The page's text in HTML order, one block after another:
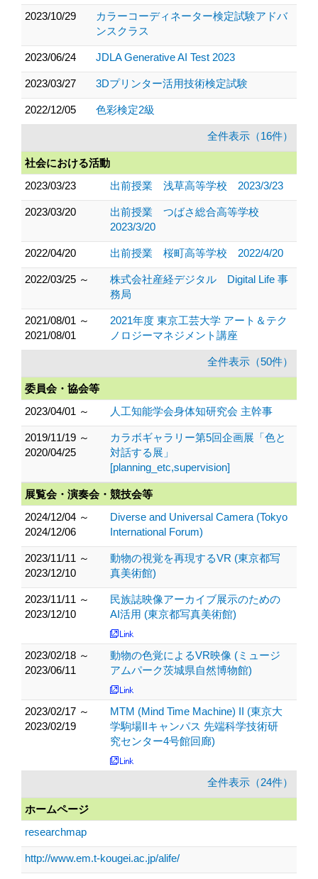
2023/10/29
カラーコーディネーター検定試験アドバ
ンスクラス
2023/06/24 JDLA Generative AI Test 2023
2023/03/27 3Dプリンター活用技術検定試験
2022/12/05 色彩検定2級
全件表示（16件）
社会における活動
2023/03/23
出前授業 浅草高等学校 2023/3/23
2023/03/20
出前授業 つばさ総合高等学校
2023/3/20
2022/04/20 出前授業 桜町高等学校 2022/4/20
2022/03/25 ～
株式会社産経デジタル Digital Life 事
務局
2021/08/01 ～
2021/08/01
2021年度 東京工芸大学 アート＆テク
ノロジーマネジメント講座
全件表示（50件）
委員会・協会等
2023/04/01 ～
人工知能学会身体知研究会 主幹事
2019/11/19 ～
2020/04/25
カラボギャラリー第5回企画展「色と
対話する展」
[planning_etc,supervision]
展覧会・演奏会・競技会等
2024/12/04 ～
2024/12/06
Diverse and Universal Camera (Tokyo
International Forum)
2023/11/11 ～
2023/12/10
動物の視覚を再現するVR (東京都写
真美術館)
2023/11/11 ～
2023/12/10
民族誌映像アーカイブ展示のための
AI活用 (東京都写真美術館)
2023/02/18 ～
2023/06/11
動物の色覚によるVR映像 (ミュージ
アムパーク茨城県自然博物館)
2023/02/17 ～
2023/02/19
MTM (Mind Time Machine) II (東京大
学駒場IIキャンパス 先端科学技術研
究センター4号館回廊)
全件表示（24件）
ホームページ
researchmap
http://www.em.t-kougei.ac.jp/alife/